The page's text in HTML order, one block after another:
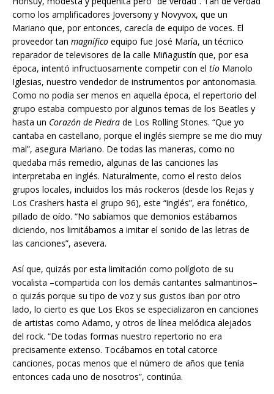
como los amplificadores Joversony y Novyvox, que un
Mariano que, por entonces, carecía de equipo de voces. El
proveedor tan magnífico equipo fue José María, un técnico
reparador de televisores de la calle Miñagustín que, por esa
época, intentó infructuosamente competir con el tío Manolo
Iglesias, nuestro vendedor de instrumentos por antonomasia.
Como no podía ser menos en aquella época, el repertorio del
grupo estaba compuesto por algunos temas de los Beatles y
hasta un Corazón de Piedra de Los Rolling Stones. “Que yo
cantaba en castellano, porque el inglés siempre se me dio muy
mal”, asegura Mariano. De todas las maneras, como no
quedaba más remedio, algunas de las canciones las
interpretaba en inglés. Naturalmente, como el resto delos
grupos locales, incluidos los más rockeros (desde los Rejas y
Los Crashers hasta el grupo 96), este “inglés”, era fonético,
pillado de oído. “No sabíamos que demonios estábamos
diciendo, nos limitábamos a imitar el sonido de las letras de
las canciones”, asevera.
Así que, quizás por esta limitación como polígloto de su
vocalista –compartida con los demás cantantes salmantinos–
o quizás porque su tipo de voz y sus gustos iban por otro
lado, lo cierto es que Los Ekos se especializaron en canciones
de artistas como Adamo, y otros de línea melódica alejados
del rock. “De todas formas nuestro repertorio no era
precisamente extenso. Tocábamos en total catorce
canciones, pocas menos que el número de años que tenía
entonces cada uno de nosotros”, continúa.